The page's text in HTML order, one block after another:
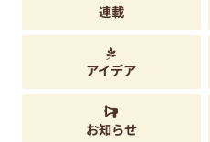
連載
アイデア
お知らせ